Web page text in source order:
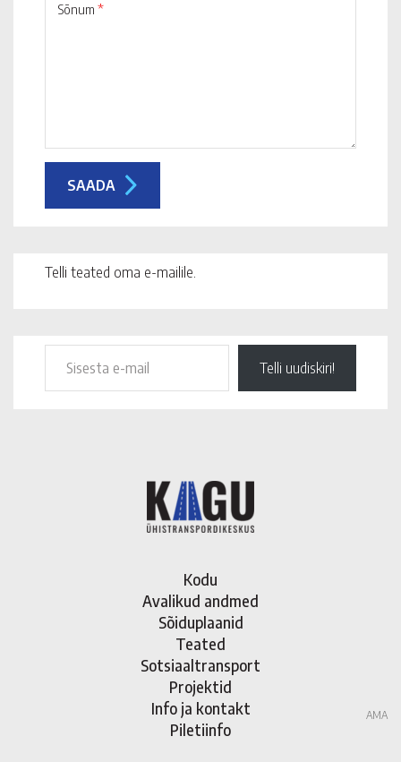
Sõnum *
Telli teated oma e-mailile.
Telli uudiskiri!
Kodu
Avalikud andmed
Sõiduplaanid
Teated
Sotsiaaltransport
Projektid
Info ja kontakt
Piletiinfo
AMA